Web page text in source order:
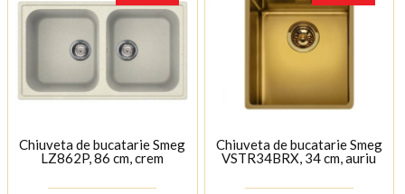
Chiuveta de bucatarie Smeg
LZ862P, 86 cm, crem
Chiuveta de bucatarie Smeg
VSTR34BRX, 34 cm, auriu